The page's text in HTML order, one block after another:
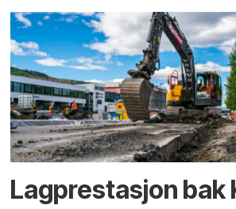
Lagprestasjon bak